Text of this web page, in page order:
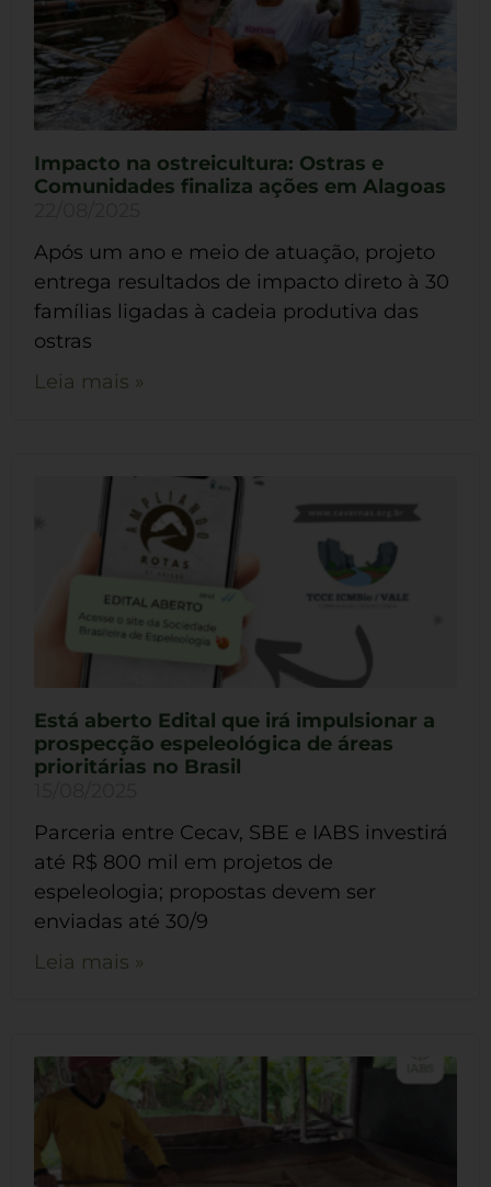
Impacto na ostreicultura: Ostras e
Comunidades finaliza ações em Alagoas
Após um ano e meio de atuação, projeto
entrega resultados de impacto direto à 30
famílias ligadas à cadeia produtiva das
ostras
Leia mais »
Está aberto Edital que irá impulsionar a
prospecção espeleológica de áreas
prioritárias no Brasil
Parceria entre Cecav, SBE e IABS investirá
até R$ 800 mil em projetos de
espeleologia; propostas devem ser
enviadas até 30/9
Leia mais »